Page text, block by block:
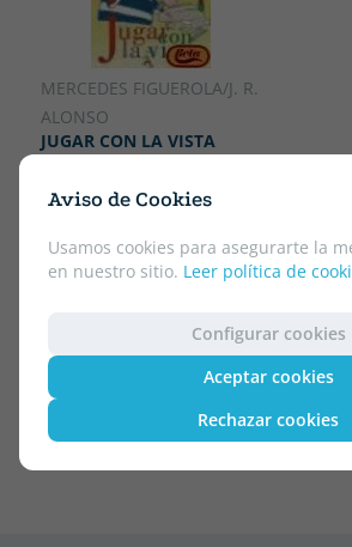
Aviso de Cookies
Usamos cookies para asegurarte la
en nuestro sitio. Leer política de
Configurar cookies
Aceptar cookies
Rechazar cookies
MERCEDES FIGUEROLA/J. R.
ALONSO
JUGAR CON LA VISTA
7.36 €